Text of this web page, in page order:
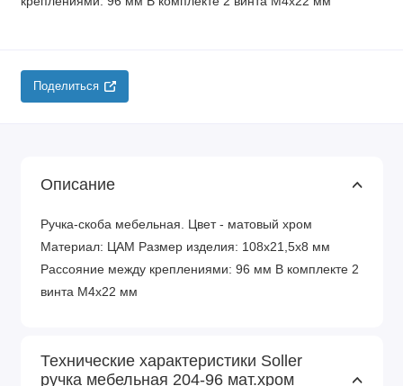
Поделиться
Описание
Ручка-скоба мебельная. Цвет - матовый хром
Материал: ЦАМ Размер изделия: 108х21,5х8 мм
Рассояние между креплениями: 96 мм В комплекте 2
винта М4х22 мм
Технические характеристики Soller
ручка мебельная 204-96 мат.хром